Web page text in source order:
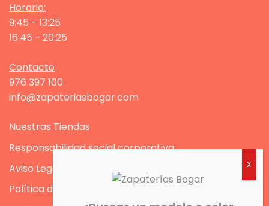
Horario:
9:45 - 13:25
16:45 - 20:25
Contacto
976 397 100
info@zapateriasbogar.com
Nuestras Tiendas
Responsabilidad social corporativa
Aviso Legal
Política de Privacidad